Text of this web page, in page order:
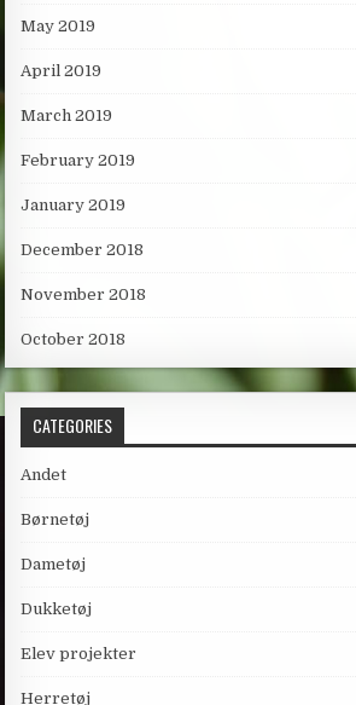
May 2019
April 2019
March 2019
February 2019
January 2019
December 2018
November 2018
October 2018
CATEGORIES
Andet
Børnetøj
Dametøj
Dukketøj
Elev projekter
Herretøj